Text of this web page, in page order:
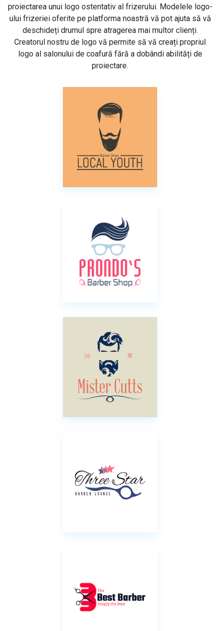
proiectarea unui logo ostentativ al frizerului. Modelele logo-
ului frizeriei oferite pe platforma noastră vă pot ajuta să vă
deschideți drumul spre atragerea mai multor clienți.
Creatorul nostru de logo vă permite să vă creați propriul
logo al salonului de coafură fără a dobândi abilități de
proiectare.